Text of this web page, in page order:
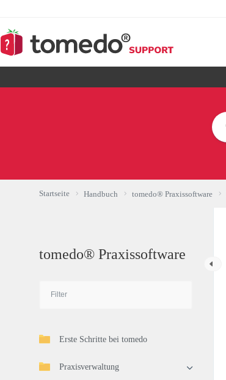
springen
Startseite Handbuch tomedo® Praxissoftware
tomedo® Praxissoftware
Erste Schritte bei tomedo
Praxisverwaltung